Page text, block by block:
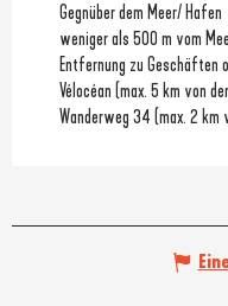
Gegnüber dem Meer/ Hafen
weniger als 500 m vom
Entfernung zu
Vélocéan (max. 5 km von
Wanderweg 34 (max. 2 km